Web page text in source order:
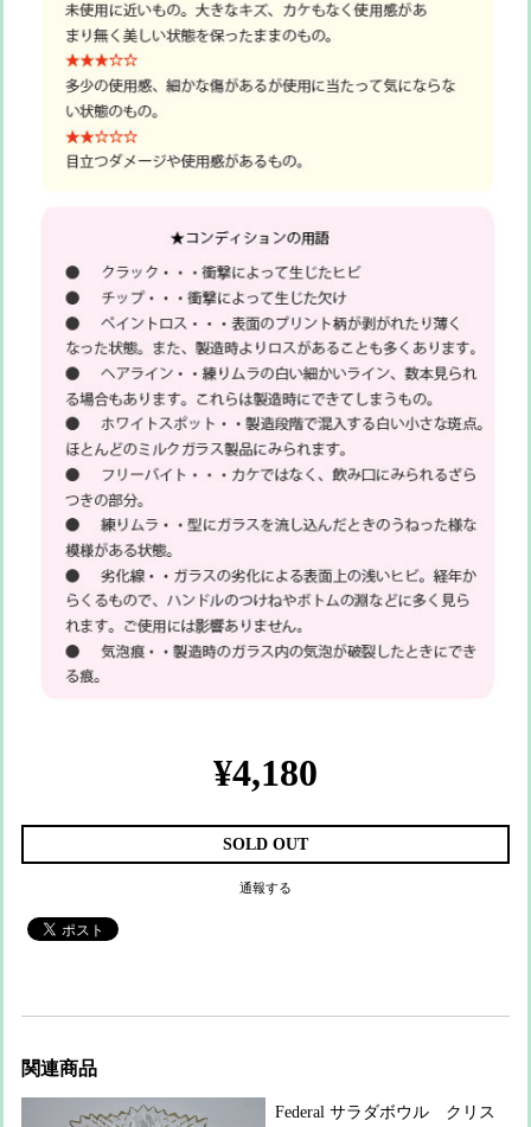
¥4,180
SOLD OUT
通報する
関連商品
Federal サラダボウル クリス